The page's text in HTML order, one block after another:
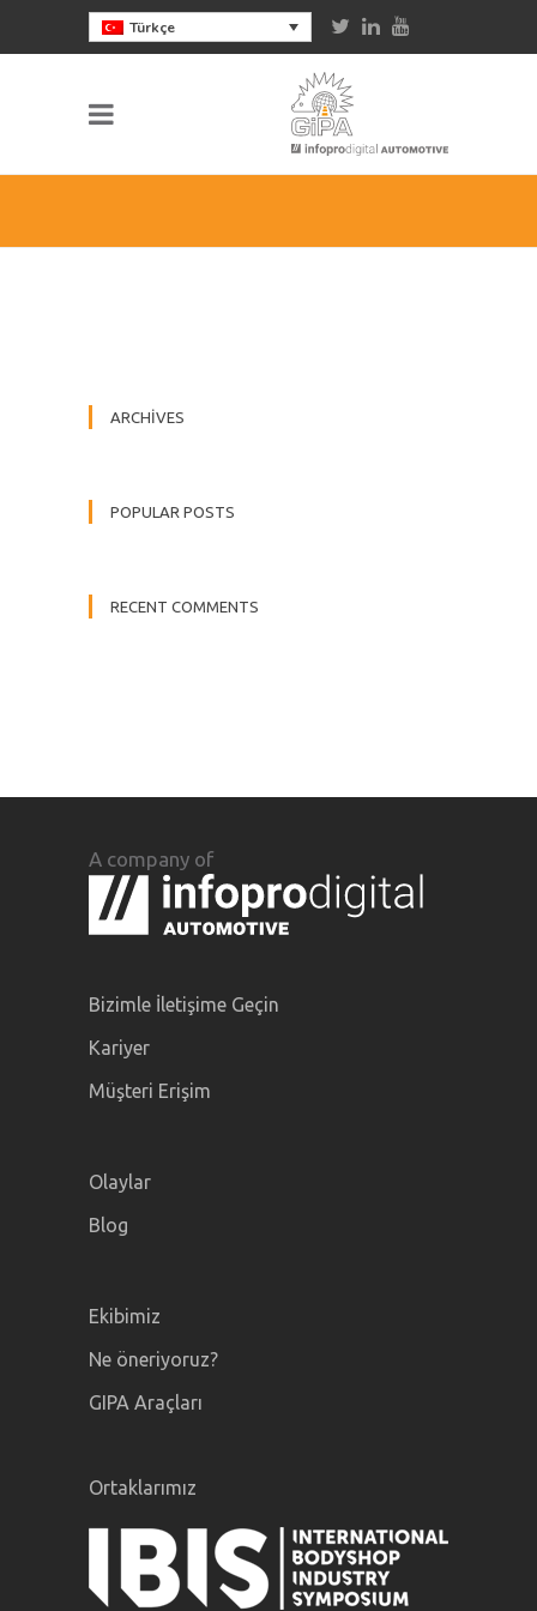
Türkçe
ARCHIVES
POPULAR POSTS
RECENT COMMENTS
A company of
Bizimle İletişime Geçin
Kariyer
Müşteri Erişim
Olaylar
Blog
Ekibimiz
Ne öneriyoruz?
GIPA Araçları
Ortaklarımız